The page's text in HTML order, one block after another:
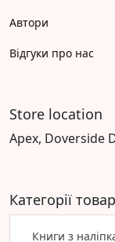
Автори
Відгуки про нас
Store location
Apex, Doverside
Категорії
Книги з